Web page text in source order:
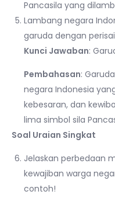
Pancasila yang
Lambang negara
garuda dengan
Kunci Jawaban:
Pembahasan:
negara Indonesia
kebesaran, dan
lima simbol sila
Soal Uraian Singkat
Jelaskan perbedaan
kewajiban warga
contoh!